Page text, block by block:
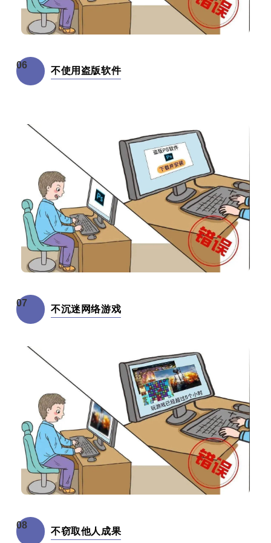
06
不使用盗版软件
07
不沉迷网络游戏
08
不窃取他人成果